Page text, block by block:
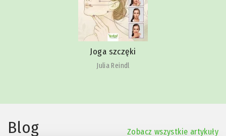
Joga szczęki
Julia Reindl
Blog Zobacz wszystkie artykuły